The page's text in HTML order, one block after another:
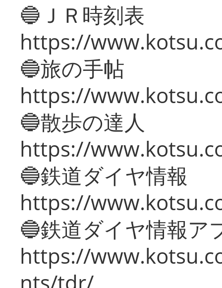
🔵ＪＲ時刻表
https://
🔵旅の手帖
https://
🔵散歩の達人
https://
🔵鉄道ダイヤ情報
https://
🔵鉄道ダイヤ情報ア
https://